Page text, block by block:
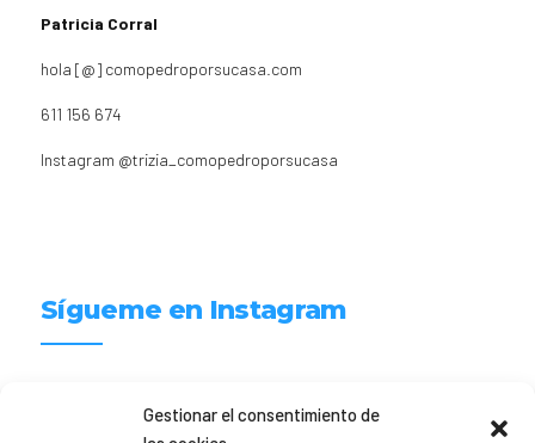
Gestionar el consentimiento de
Patricia Corral
hola [@] comopedroporsucasa.com
611 156 674
Instagram @trizia_comopedroporsucasa
Sígueme en Instagram
Freelance | Web | RRSS
Mi tienda de productos ECO
@lacatalina.shop